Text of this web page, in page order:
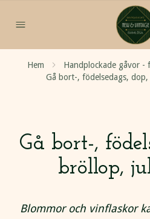
Hem
Handplockade gåvor -
Gå bort-, födelsedags,
Gå bort-,
bröllop,
Blommor och vinflaskor